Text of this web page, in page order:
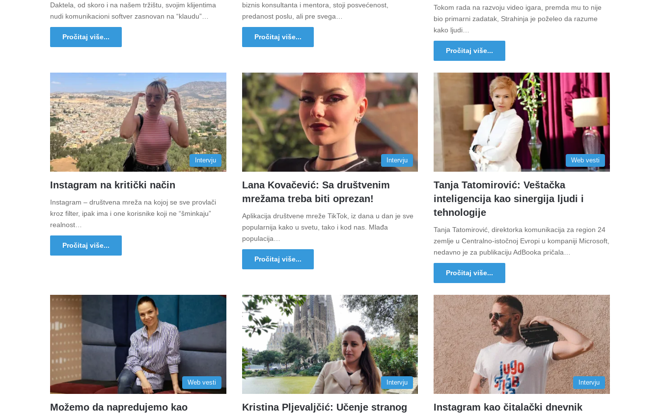
Daktela, od skoro i na našem tržištu, svojim klijentima
nudi komunikacioni softver zasnovan na “klaudu”…
Pročitaj više...
biznis konsultanta i mentora, stoji posvećenost,
predanost poslu, ali pre svega…
Pročitaj više...
Tokom rada na razvoju video igara, premda mu to nije
bio primarni zadatak, Strahinja je poželeo da razume
kako ljudi…
Pročitaj više...
Intervju
Instagram na kritički način
Instagram – društvena mreža na kojoj se sve provlači
kroz filter, ipak ima i one korisnike koji ne “šminkaju”
realnost…
Pročitaj više...
Intervju
Lana Kovačević: Sa društvenim
mrežama treba biti oprezan!
Aplikacija društvene mreže TikTok, iz dana u dan je sve
popularnija kako u svetu, tako i kod nas. Mlađa
populacija…
Pročitaj više...
Web vesti
Tanja Tatomirović: Veštačka
inteligencija kao sinergija ljudi i
tehnologije
Tanja Tatomirović, direktorka komunikacija za region 24
zemlje u Centralno-istočnoj Evropi u kompaniji Microsoft,
nedavno je za publikaciju AdBooka pričala…
Pročitaj više...
Web vesti
Možemo da napredujemo kao
Intervju
Kristina Pljevaljčić: Učenje stranog
Intervju
Instagram kao čitalački dnevnik